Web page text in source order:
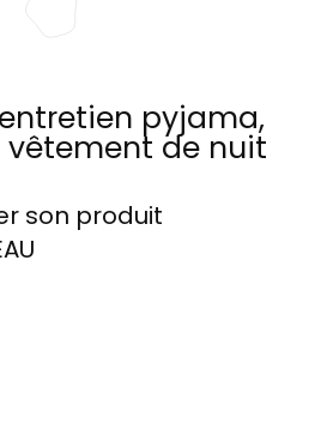
pyjama,
de nuit
son produit